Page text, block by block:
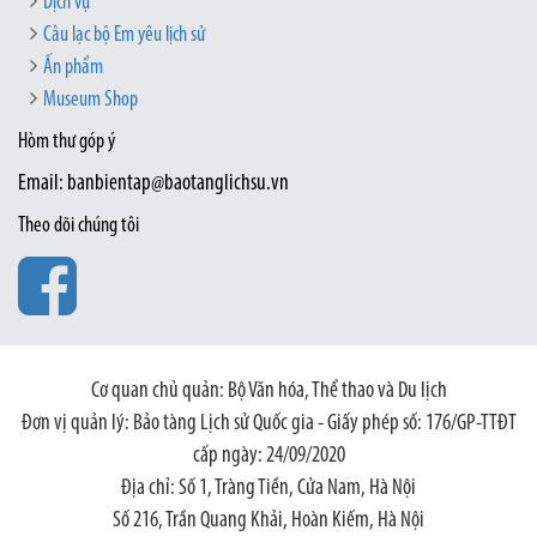
Câu lạc bộ Em yêu lịch sử
Ấn phẩm
Museum Shop
Hòm thư góp ý
Email: banbientap@baotanglichsu.vn
Theo dõi chúng tôi
Cơ quan chủ quản: Bộ Văn hóa, Thể thao và Du lịch
Đơn vị quản lý: Bảo tàng Lịch sử Quốc gia - Giấy phép số: 176/GP-TTĐT
cấp ngày: 24/09/2020
Địa chỉ: Số 1, Tràng Tiền, Cửa Nam, Hà Nội
Số 216, Trần Quang Khải, Hoàn Kiếm, Hà Nội